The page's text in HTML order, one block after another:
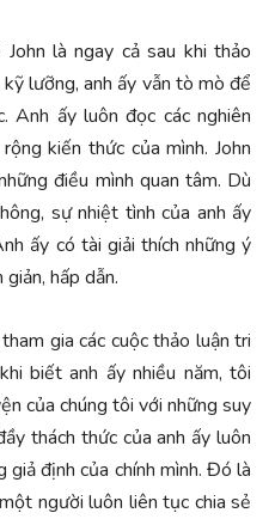
là ngay cả sau khi thảo
lưỡng, anh ấy vẫn tò mò để
Anh ấy luôn đọc các nghiên
kiến thức của mình. John
điều mình quan tâm. Dù
sự nhiệt tình của anh ấy
ấy có tài giải thích những ý
hấp dẫn.
gia các cuộc thảo luận tri
biết anh ấy nhiều năm, tôi
của chúng tôi với những suy
thách thức của anh ấy luôn
định của chính mình. Đó là
người luôn liên tục chia sẻ